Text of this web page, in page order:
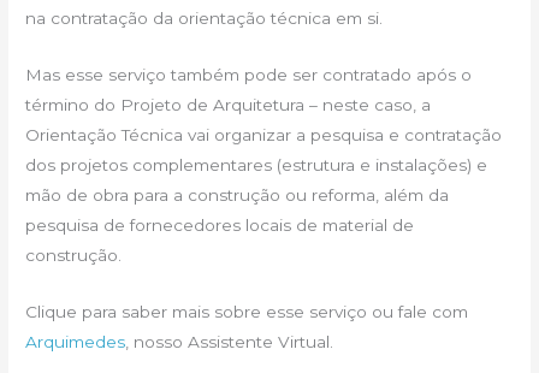
na contratação da orientação técnica em si.
Mas esse serviço também pode ser contratado após o
término do Projeto de Arquitetura – neste caso, a
Orientação Técnica vai organizar a pesquisa e contratação
dos projetos complementares (estrutura e instalações) e
mão de obra para a construção ou reforma, além da
pesquisa de fornecedores locais de material de
construção.
Clique para saber mais sobre esse serviço ou fale com
Arquimedes , nosso Assistente Virtual.